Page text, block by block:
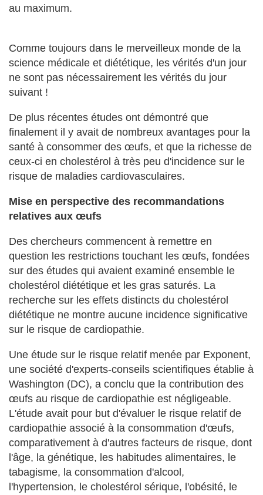
au maximum.
Comme toujours dans le merveilleux monde de la
science médicale et diététique, les vérités d'un jour
ne sont pas nécessairement les vérités du jour
suivant !
De plus récentes études ont démontré que
finalement il y avait de nombreux avantages pour la
santé à consommer des œufs, et que la richesse de
ceux-ci en cholestérol à très peu d'incidence sur le
risque de maladies cardiovasculaires.
Mise en perspective des recommandations
relatives aux œufs
Des chercheurs commencent à remettre en
question les restrictions touchant les œufs, fondées
sur des études qui avaient examiné ensemble le
cholestérol diététique et les gras saturés. La
recherche sur les effets distincts du cholestérol
diététique ne montre aucune incidence significative
sur le risque de cardiopathie.
Une étude sur le risque relatif menée par Exponent,
une société d'experts-conseils scientifiques établie à
Washington (DC), a conclu que la contribution des
œufs au risque de cardiopathie est négligeable.
L'étude avait pour but d'évaluer le risque relatif de
cardiopathie associé à la consommation d'œufs,
comparativement à d'autres facteurs de risque, dont
l'âge, la génétique, les habitudes alimentaires, le
tabagisme, la consommation d'alcool,
l'hypertension, le cholestérol sérique, l'obésité, le